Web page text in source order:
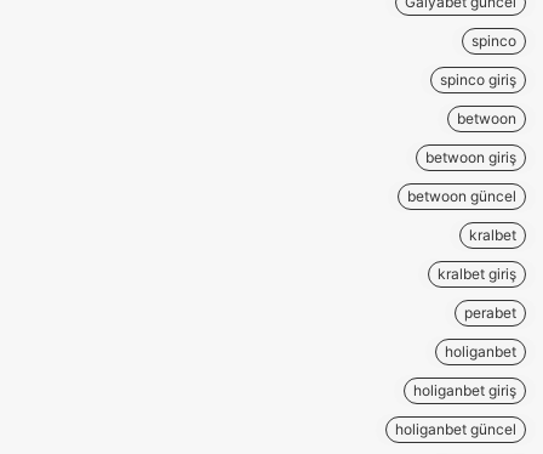
spinco
spinco giriş
betwoon
betwoon giriş
betwoon güncel
kralbet
kralbet giriş
perabet
holiganbet
holiganbet giriş
holiganbet güncel